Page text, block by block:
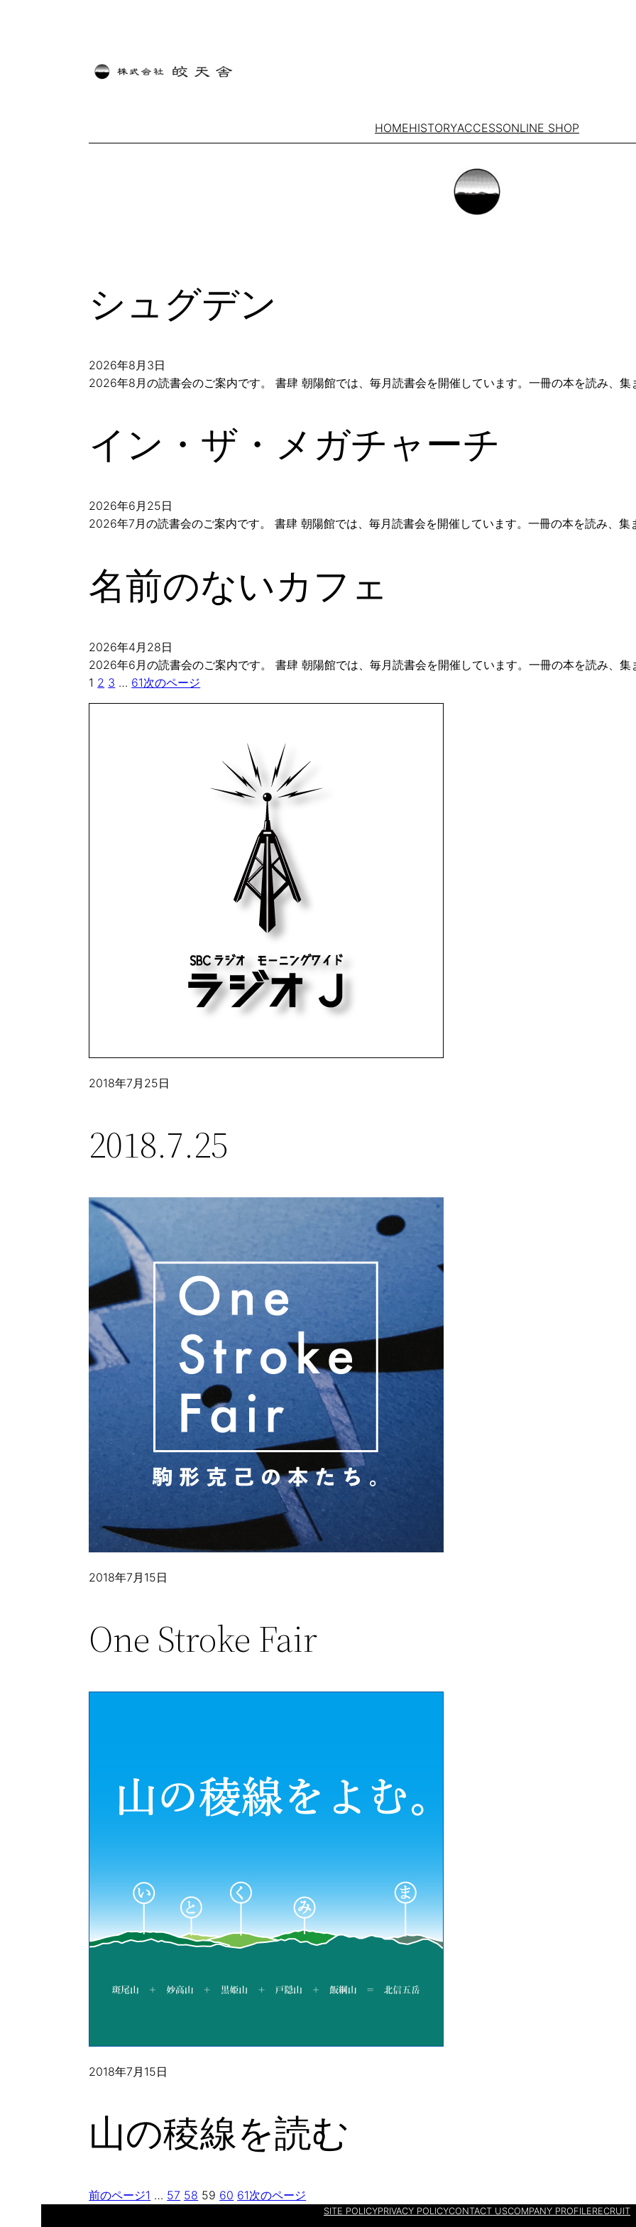
HOMEHISTORYACCESSONLINE SHOP
シュグデン
2026年8月3日
2026年8月の読書会のご案内です。 書肆 朝陽館では、毎月読書会を開催しています。一冊の本を読み、
イン・ザ・メガチャーチ
2026年6月25日
2026年7月の読書会のご案内です。 書肆 朝陽館では、毎月読書会を開催しています。一冊の本を読み、集
名前のないカフェ
2026年4月28日
2026年6月の読書会のご案内です。 書肆 朝陽館では、毎月読書会を開催しています。一冊の本を読み、
1 2 3 … 61次のページ
2018年7月25日
2018.7.25
2018年7月15日
One Stroke Fair
2018年7月15日
山の稜線を読む
前のページ1 … 57 58 59 60 61次のページ
SITE POLICYPRIVACY POLICYCONTACT USCOMPANY PROFILERECRUIT